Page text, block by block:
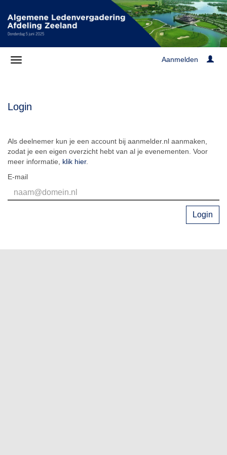
Aanmelden
Login
Als deelnemer kun je een account bij aanmelder.nl aanmaken,
zodat je een eigen overzicht hebt van al je evenementen. Voor
meer informatie, klik hier.
E-mail
Login